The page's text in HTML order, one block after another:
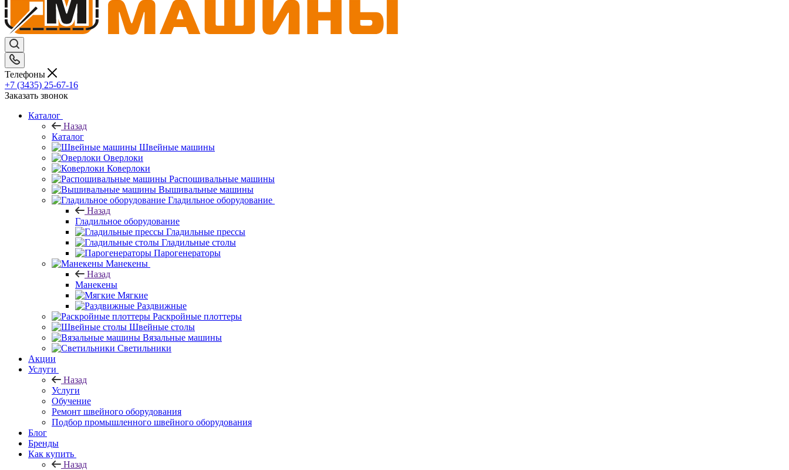
Телефоны
+7 (3435) 25-67-16
Заказать звонок
Каталог
Назад
Каталог
Швейные машины
Оверлоки
Коверлоки
Распошивальные машины
Вышивальные машины
Гладильное оборудование
Назад
Гладильное оборудование
Гладильные прессы
Гладильные столы
Парогенераторы
Манекены
Назад
Манекены
Мягкие
Раздвижные
Раскройные плоттеры
Швейные столы
Вязальные машины
Светильники
Акции
Услуги
Назад
Услуги
Обучение
Ремонт швейного оборудования
Подбор промышленного швейного оборудования
Блог
Бренды
Как купить
Назад